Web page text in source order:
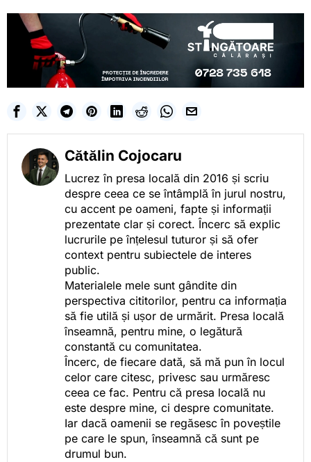
Cătălin Cojocaru
Lucrez în presa locală din 2016 și scriu
despre ceea ce se întâmplă în jurul nostru,
cu accent pe oameni, fapte și informații
prezentate clar și corect. Încerc să explic
lucrurile pe înțelesul tuturor și să ofer
context pentru subiectele de interes
public.
Materialele mele sunt gândite din
perspectiva cititorilor, pentru ca informația
să fie utilă și ușor de urmărit. Presa locală
înseamnă, pentru mine, o legătură
constantă cu comunitatea.
Încerc, de fiecare dată, să mă pun în locul
celor care citesc, privesc sau urmăresc
ceea ce fac. Pentru că presa locală nu
este despre mine, ci despre comunitate.
Iar dacă oamenii se regăsesc în poveștile
pe care le spun, înseamnă că sunt pe
drumul bun.